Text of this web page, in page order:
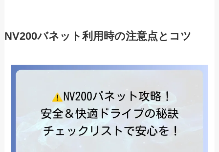
NV200バネット利用時の注意点とコツ